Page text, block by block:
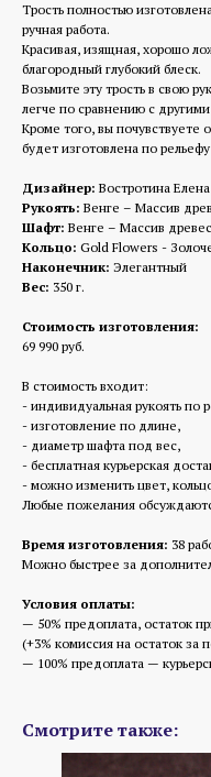
Трость полностью
ручная работа.
Красивая, изящная, хорошо
благородный глубокий блеск.
Возьмите эту трость в свою
легче по сравнению с
Кроме того, вы почувствуете
будет изготовлена по
Дизайнер: Востротина Елена
Рукоять: Венге – Массив
Шафт: Венге – Массив
Кольцо: Gold Flowers -
Наконечник: Элегантный
Вес: 350 г.
Стоимость изготовления:
69 990 руб.
В стоимость входит:
- индивидуальная рукоять по
- изготовление по длине,
- диаметр шафта под вес,
- бесплатная курьерская
- можно изменить цвет,
Любые пожелания
Время изготовления: 38
Можно быстрее за
Условия оплаты:
— 50% предоплата, остаток
(+3% комиссия на остаток за
— 100% предоплата —
Смотрите также: